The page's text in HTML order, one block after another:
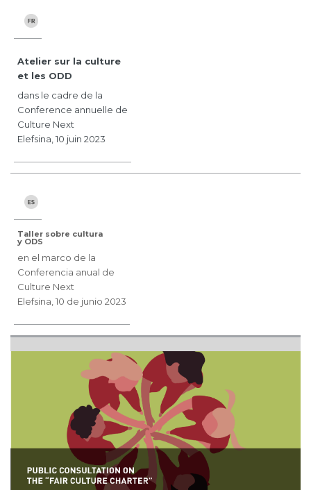
Atelier sur la culture
et les ODD
dans le cadre de la
Conference annuelle de
Culture Next
Elefsina, 10 juin 2023
Taller sobre cultura
y ODS
en el marco de la
Conferencia anual de
Culture Next
Elefsina, 10 de junio 2023